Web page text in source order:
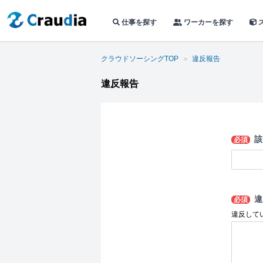
仕事を探す ワーカーを探す
クラウドソーシングTOP 違反報告
違反報告
必須
必須
違反して